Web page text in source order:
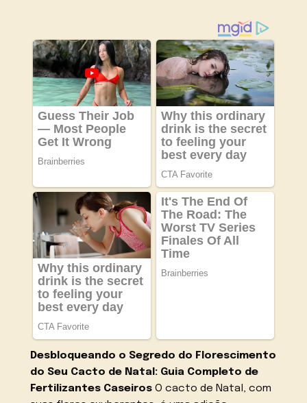
Desbloqueando o Segredo do Florescimento
do Seu Cacto de Natal: Guia Completo de
Fertilizantes Caseiros O cacto de Natal, com